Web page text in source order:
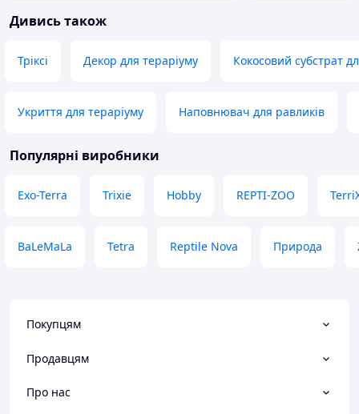
уже готовий до використання і
час при облаштуванні тераріуму.
Вологість тримає як треба, пухкий.
Переваги
підготовку
Немає
Дивись також
Тріксі Декор для тераріуму Кокосовий субстрат
Укриття для тераріуму Наповнювач для равликів
Популярні виробники
Exo-Terra Trixie Hobby REPTI-ZOO
BaLeMaLa Tetra Reptile Nova Природа
Покупцям
Продавцям
Про нас